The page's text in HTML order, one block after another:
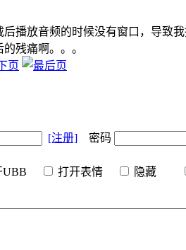
后播放音频的时候没有窗口，导致
残痛啊。。。
[注册] 密码
UBB 打开表情 隐藏